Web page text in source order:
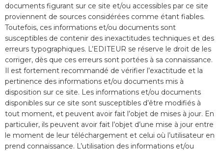
documents figurant sur ce site et/ou accessibles par ce site
proviennent de sources considérées comme étant fiables.
Toutefois, ces informations et/ou documents sont
susceptibles de contenir des inexactitudes techniques et des
erreurs typographiques. L’EDITEUR se réserve le droit de les
corriger, dès que ces erreurs sont portées à sa connaissance.
Il est fortement recommandé de vérifier l’exactitude et la
pertinence des informations et/ou documents mis à
disposition sur ce site. Les informations et/ou documents
disponibles sur ce site sont susceptibles d’être modifiés à
tout moment, et peuvent avoir fait l’objet de mises à jour. En
particulier, ils peuvent avoir fait l’objet d’une mise à jour entre
le moment de leur téléchargement et celui où l’utilisateur en
prend connaissance. L’utilisation des informations et/ou